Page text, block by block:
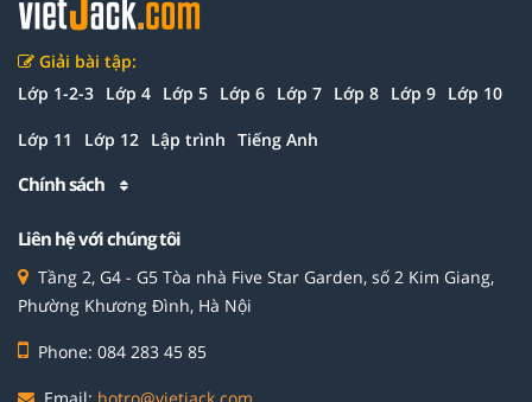
Giải bài tập:
Lớp 1-2-3 Lớp 4 Lớp 5 Lớp 6 Lớp 7 Lớp 8 Lớp 9 Lớp 10
Lớp 11 Lớp 12 Lập trình Tiếng Anh
Chính sách
Liên hệ với chúng tôi
Tầng 2, G4 - G5 Tòa nhà Five Star Garden, số 2 Kim Giang,
Phường Khương Đình, Hà Nội
Phone: 084 283 45 85